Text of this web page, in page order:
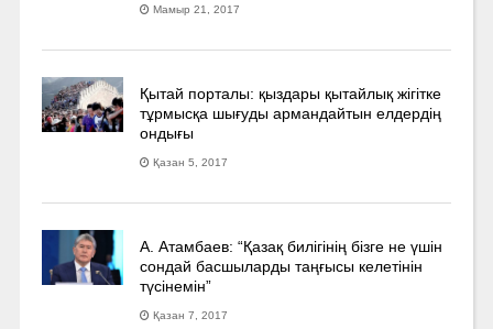
Мамыр 21, 2017
Қытай порталы: қыздары қытайлық жігітке
тұрмысқа шығуды армандайтын елдердің
ондығы
Қазан 5, 2017
А. Атамбаев: “Қазақ билігінің бізге не үшін
сондай басшыларды таңғысы келетінін
түсінемін”
Қазан 7, 2017